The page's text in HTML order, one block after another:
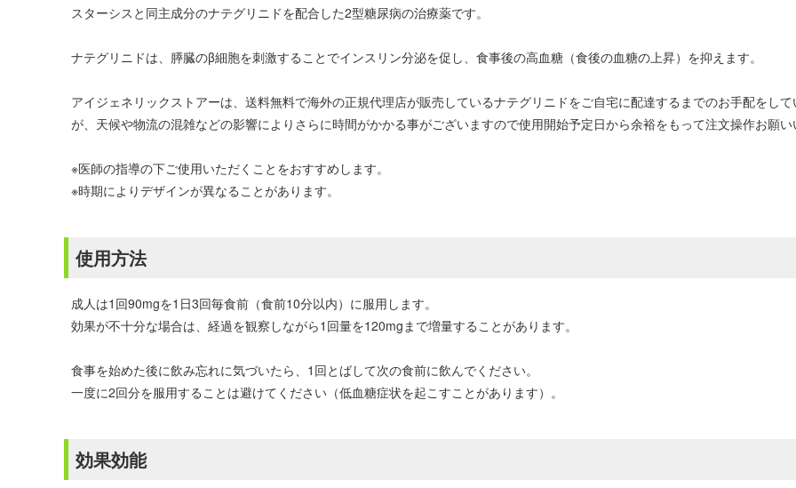
スターシスと同主成分のナテグリニドを配合した2型糖尿病の治療薬です。
ナテグリニドは、膵臓のβ細胞を刺激することでインスリン分泌を促し、食事後の高血糖（食後の血糖の上昇）を抑えます。
アイジェネリックストアーは、送料無料で海外の正規代理店が販売しているナテグリニドをご自宅に配達するまでのお手配をし
が、天候や物流の混雑などの影響によりさらに時間がかかる事がございますので使用開始予定日から余裕をもって注文操作お願い
※医師の指導の下ご使用いただくことをおすすめします。
※時期によりデザインが異なることがあります。
使用方法
成人は1回90mgを1日3回毎食前（食前10分以内）に服用します。
効果が不十分な場合は、経過を観察しながら1回量を120mgまで増量することがあります。
食事を始めた後に飲み忘れに気づいたら、1回とばして次の食前に飲んでください。
一度に2回分を服用することは避けてください（低血糖症状を起こすことがあります）。
効果効能